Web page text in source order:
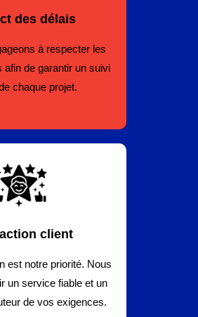
des délais
à respecter les
afin de garantir un suivi
chaque projet.
client
est notre priorité. Nous
un service fiable et un
de vos exigences.